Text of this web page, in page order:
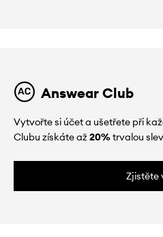
Answear Club
Vytvořte si účet a ušetřete při
Clubu získáte až20%trvalou
Zjistěte